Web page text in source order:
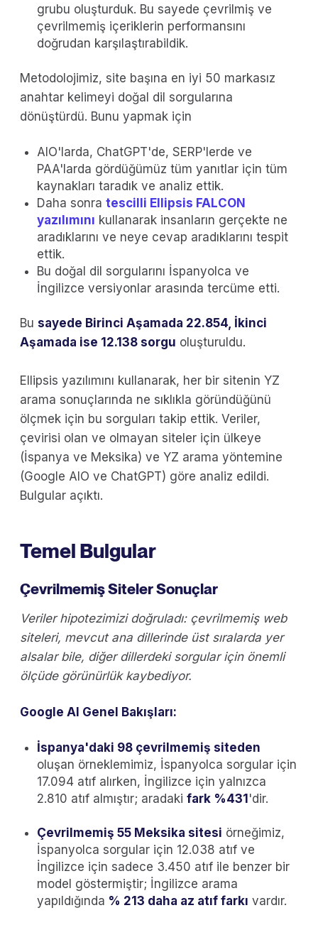
grubu oluşturduk. Bu sayede çevrilmiş ve
çevrilmemiş içeriklerin performansını
doğrudan karşılaştırabildik.
Metodolojimiz, site başına en iyi 50 markasız
anahtar kelimeyi doğal dil sorgularına
dönüştürdü. Bunu yapmak için
AIO'larda, ChatGPT'de, SERP'lerde ve
PAA'larda gördüğümüz tüm yanıtlar için tüm
kaynakları taradık ve analiz ettik.
Daha sonra tescilli Ellipsis FALCON
yazılımını kullanarak insanların gerçekte ne
aradıklarını ve neye cevap aradıklarını tespit
ettik.
Bu doğal dil sorgularını İspanyolca ve
İngilizce versiyonlar arasında tercüme etti.
Bu sayede Birinci Aşamada 22.854, İkinci
Aşamada ise 12.138 sorgu oluşturuldu.
Ellipsis yazılımını kullanarak, her bir sitenin YZ
arama sonuçlarında ne sıklıkla göründüğünü
ölçmek için bu sorguları takip ettik. Veriler,
çevirisi olan ve olmayan siteler için ülkeye
(İspanya ve Meksika) ve YZ arama yöntemine
(Google AIO ve ChatGPT) göre analiz edildi.
Bulgular açıktı.
Temel Bulgular
Çevrilmemiş Siteler Sonuçlar
Veriler hipotezimizi doğruladı: çevrilmemiş web
siteleri, mevcut ana dillerinde üst sıralarda yer
alsalar bile, diğer dillerdeki sorgular için önemli
ölçüde görünürlük kaybediyor.
Google AI Genel Bakışları:
İspanya'daki 98 çevrilmemiş siteden
oluşan örneklemimiz, İspanyolca sorgular için
17.094 atıf alırken, İngilizce için yalnızca
2.810 atıf almıştır; aradaki fark %431'dir.
Çevrilmemiş 55 Meksika sitesi örneğimiz,
İspanyolca sorgular için 12.038 atıf ve
İngilizce için sadece 3.450 atıf ile benzer bir
model göstermiştir; İngilizce arama
yapıldığında % 213 daha az atıf farkı vardır.